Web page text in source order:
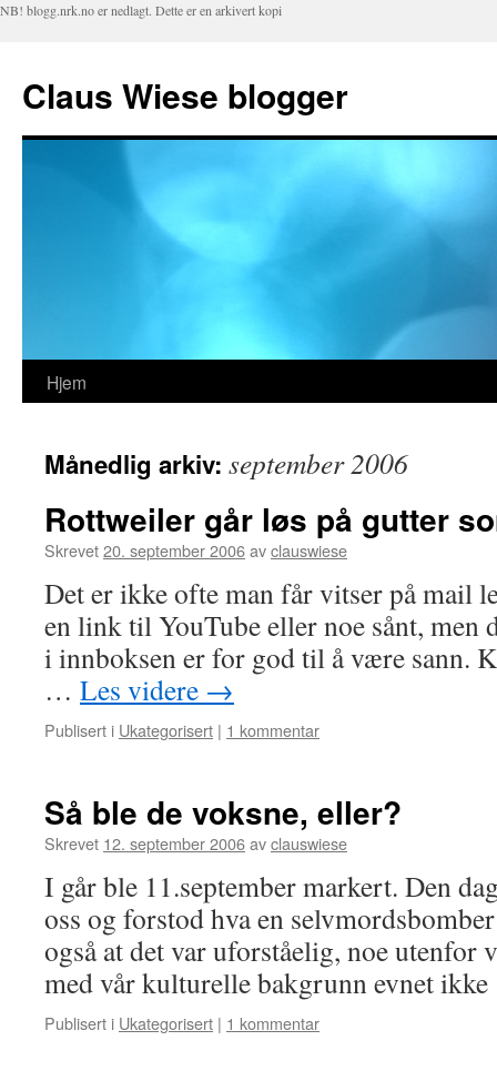
NB! blogg.nrk.no er nedlagt. Dette er en arkivert kopi
Claus Wiese blogger
Hopp
innhold
Hjem
Månedlig arkiv: september 2006
Rottweiler går løs på gutter
Skrevet20. september 2006avclauswiese
Det er ikke ofte man får vitser på mail
en link til YouTube eller noe sånt, men
i innboksen er for god til å være sann.
… Les videre →
Publisert i Ukategorisert | 1 kommentar
Så ble de voksne, eller?
Skrevet 12. september 2006avclauswiese
I går ble 11.september markert. Den
oss og forstod hva en
også at det var uforståelig, noe utenfor
med vår kulturelle bakgrunn evnet
Publisert i Ukategorisert | 1 kommentar